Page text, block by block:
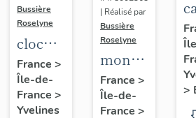
Bussière
Roselyne
cloche
dite
Louise
Auguste
France >
Île-de-
France >
Yvelines
| Réalisé par
Bussière
Roselyne
monument
funéraire
de
France >
Île-de-
France >
>